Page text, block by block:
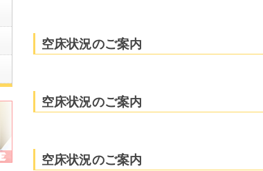
空床状況のご案内
空床状況のご案内
空床状況のご案内